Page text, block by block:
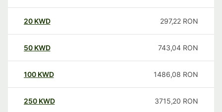
20 KWD 297,22 RON
50 KWD 743,04 RON
100 KWD 1486,08 RON
250 KWD 3715,20 RON